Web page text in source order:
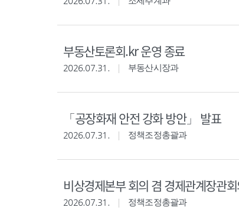
부동산토론회.kr 운영 종료
2026.07.31. 부동산시장과
「공장화재 안전 강화 방안」 발표
2026.07.31. 정책조정총괄과
비상경제본부 회의 겸 경제관계장관
2026.07.31. 정책조정총괄과